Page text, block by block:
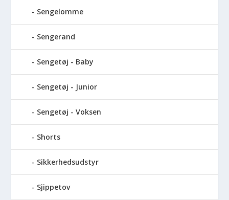
Sengelomme
Sengerand
Sengetøj - Baby
Sengetøj - Junior
Sengetøj - Voksen
Shorts
Sikkerhedsudstyr
Sjippetov